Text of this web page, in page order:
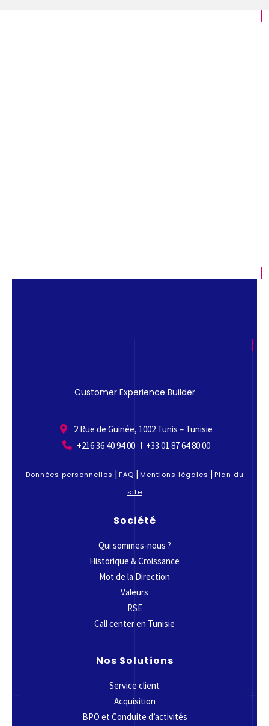
Customer Experience Builder
2 Rue de Guinée, 1002 Tunis – Tunisie
+216 36 40 94 00 l +33 01 87 64 80 00
Données personnelles FAQ Mentions légales
Plan du
site
Société
Qui sommes-nous ?
Historique & Croissance
Mot de la Direction
Valeurs
RSE
Call center en Tunisie
Nos Solutions
Service client
Acquisition
BPO et Conduite d’activités